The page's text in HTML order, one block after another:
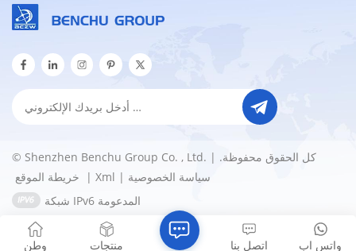
© Shenzhen Benchu Group Co. , Ltd. كل الحقوق محفوظة. |
| Xml | سياسة الخصوصية
شبكة IPv6 المدعومة
وطن منتجات واتس اب اتصل بنا